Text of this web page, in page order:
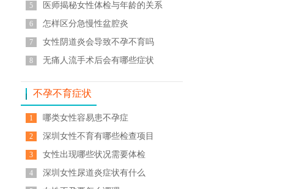
5 医师揭秘女性体检与年龄的关系
6 怎样区分急慢性盆腔炎
7 女性阴道炎会导致不孕不育吗
8 无痛人流手术后会有哪些症状
不孕不育症状
1 哪类女性容易患不孕症
2 深圳女性不育有哪些检查项目
3 女性出现哪些状况需要体检
4 深圳女性尿道炎症状有什么